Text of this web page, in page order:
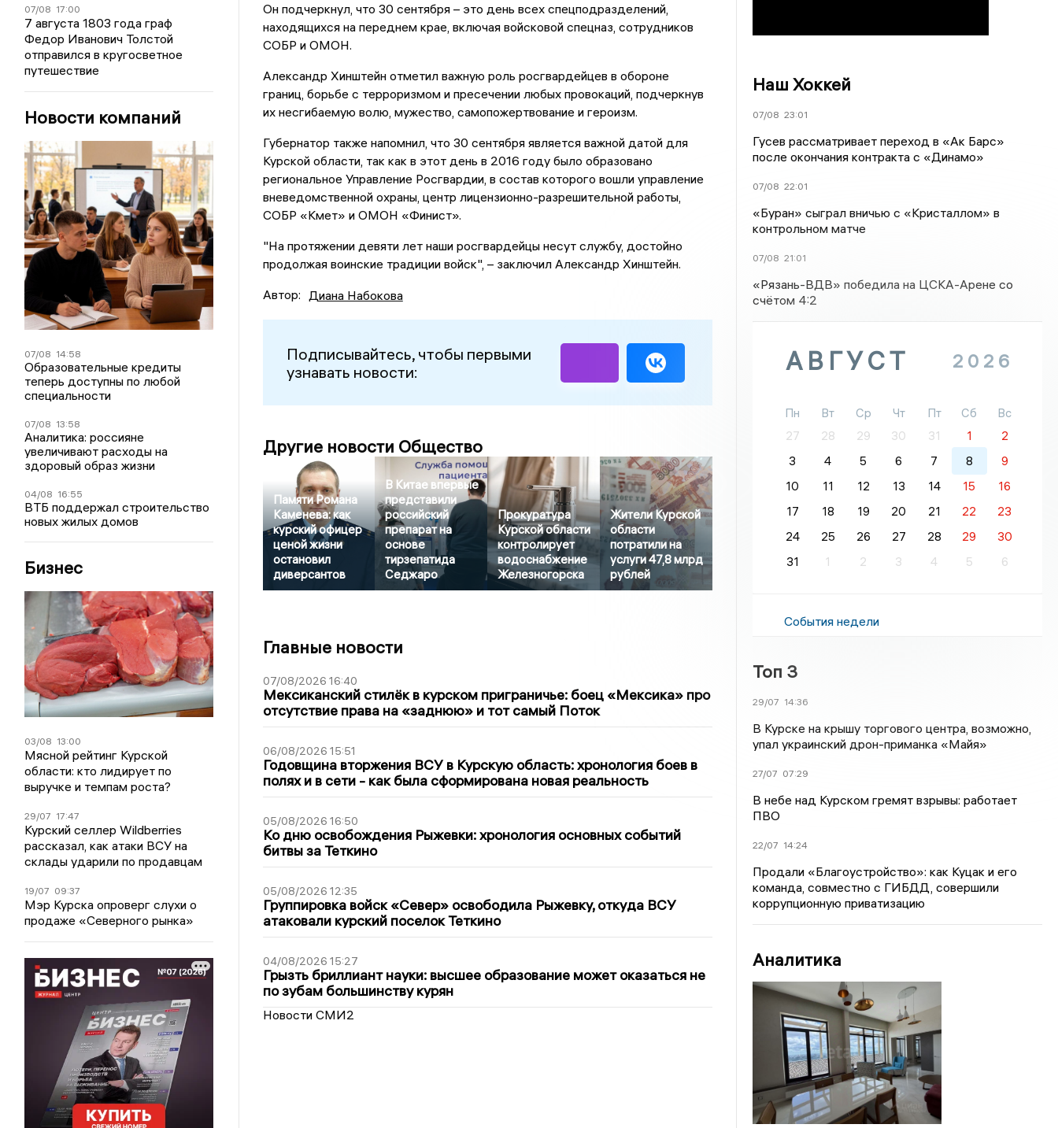
07/08 17:00
7 августа 1803 года граф
Федор Иванович Толстой
отправился в кругосветное
путешествие
Новости компаний
07/08 14:58
Образовательные кредиты
теперь доступны по любой
специальности
07/08 13:58
Аналитика: россияне
увеличивают расходы на
здоровый образ жизни
04/08 16:55
ВТБ поддержал строительство
новых жилых домов
Бизнес
03/08 13:00
Мясной рейтинг Курской
области: кто лидирует по
выручке и темпам роста?
29/07 17:47
Курский селлер Wildberries
рассказал, как атаки ВСУ на
склады ударили по продавцам
19/07 09:37
Мэр Курска опроверг слухи о
продаже «Северного рынка»
Он подчеркнул, что 30 сентября – это день всех спецподразделений,
находящихся на переднем крае, включая войсковой спецназ, сотрудников
СОБР и ОМОН.
Александр Хинштейн отметил важную роль росгвардейцев в обороне
границ, борьбе с терроризмом и пресечении любых провокаций, подчеркнув
их несгибаемую волю, мужество, самопожертвование и героизм.
Губернатор также напомнил, что 30 сентября является важной датой для
Курской области, так как в этот день в 2016 году было образовано
региональное Управление Росгвардии, в состав которого вошли управление
вневедомственной охраны, центр лицензионно-разрешительной работы,
СОБР «Кмет» и ОМОН «Финист».
"На протяжении девяти лет наши росгвардейцы несут службу, достойно
продолжая воинские традиции войск", – заключил Александр Хинштейн.
Автор: Диана Набокова
Подписывайтесь, чтобы первыми
узнавать новости:
Другие новости Общество
Памяти Романа
Каменева: как
курский офицер
ценой жизни
остановил
диверсантов
В Китае впервые
представили
российский
препарат на
основе
тирзепатида
Седжаро
Прокуратура
Курской области
контролирует
водоснабжение
Железногорска
Жители Курской
области
потратили на
услуги 47,8 млрд
рублей
Главные новости
07/08/2026 16:40
Мексиканский стилёк в курском приграничье: боец «Мексика» про
отсутствие права на «заднюю» и тот самый Поток
06/08/2026 15:51
Годовщина вторжения ВСУ в Курскую область: хронология боев в
полях и в сети - как была сформирована новая реальность
05/08/2026 16:50
Ко дню освобождения Рыжевки: хронология основных событий
битвы за Теткино
05/08/2026 12:35
Группировка войск «Север» освободила Рыжевку, откуда ВСУ
атаковали курский поселок Теткино
04/08/2026 15:27
Грызть бриллиант науки: высшее образование может оказаться не
по зубам большинству курян
Новости СМИ2
Наш Хоккей
07/08 23:01
Гусев рассматривает переход в «Ак Барс»
после окончания контракта с «Динамо»
07/08 22:01
«Буран» сыграл вничью с «Кристаллом» в
контрольном матче
07/08 21:01
«Рязань-ВДВ» победила на ЦСКА-Арене со
счётом 4:2
АВГУСТ 2026
Пн Вт Ср Чт Пт Сб
Вс
27
28 29 30 31 1
2
3
4 5 6 7 8
9
10
11 12 13 14 15
16
17
18 19 20 21 22
23
24
25 26 27 28 29
30
31
1 2 3 4 5 6
События недели
Топ 3
29/07 14:36
В Курске на крышу торгового центра, возможно,
упал украинский дрон-приманка «Майя»
27/07 07:29
В небе над Курском гремят взрывы: работает
ПВО
22/07 14:24
Продали «Благоустройство»: как Куцак и его
команда, совместно с ГИБДД, совершили
коррупционную приватизацию
Аналитика